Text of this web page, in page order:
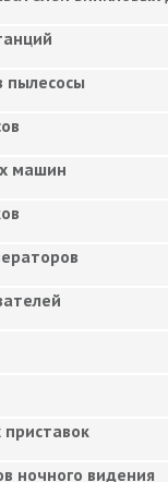
пылесосы
машин
ночного видения